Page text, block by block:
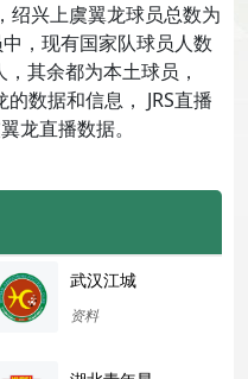
绍兴上虞翼龙球员总数为
，现有国家队球员人数
其余都为本土球员，
数据和信息， JRS直播
龙直播数据。
武汉江城
资料